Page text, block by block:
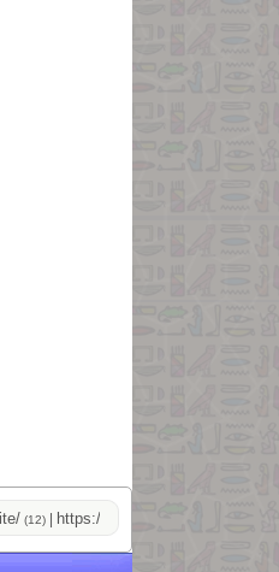
|https://pussyshop.chaturbate.com/